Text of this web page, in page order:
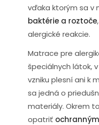
vďaka ktorým sa v
baktérie a roztoče
alergické reakcie.
Matrace pre
špeciálnych látok,
vzniku plesní ani k
sa jedná o
materiály. Okrem
opatriť